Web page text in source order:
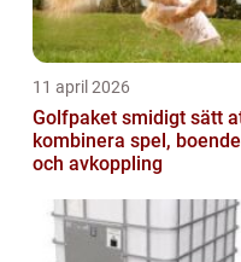
11 april 2026
Golfpaket smidigt sätt att
kombinera spel, boende
och avkoppling